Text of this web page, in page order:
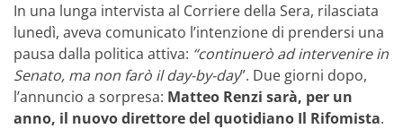
In una lunga intervista al Corriere della Sera, rilasciata
lunedì, aveva comunicato l’intenzione di prendersi una
pausa dalla politica attiva: “continuerò ad intervenire in
Senato, ma non farò il day-by-day”. Due giorni dopo,
l’annuncio a sorpresa: Matteo Renzi sarà, per un
anno, il nuovo direttore del quotidiano Il Rifomista.